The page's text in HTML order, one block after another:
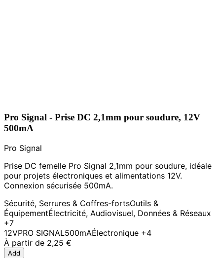
Pro Signal - Prise DC 2,1mm pour soudure, 12V
500mA
Pro Signal
Prise DC femelle Pro Signal 2,1mm pour soudure, idéale
pour projets électroniques et alimentations 12V.
Connexion sécurisée 500mA.
Sécurité, Serrures & Coffres-fortsOutils &
ÉquipementÉlectricité, Audiovisuel, Données & Réseaux
+7
12VPRO SIGNAL500mAÉlectronique +4
À partir de 2,25 €
Add